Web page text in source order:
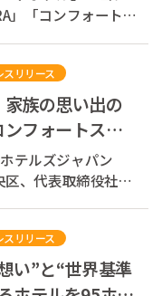
」「コンフォートイ
スホテルズジャパ
央区、代表取締役
下チョイスホテル
スリリース
家族の思い出の
フォートスイ
年3月1日
...
テルズジャパン
区、代表取締役社長:
葉県浦安市）は、
）から2026年5月31
、朝食にて人気の
スリリース
い”と“世界基準